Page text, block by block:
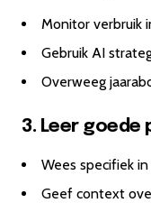
Monitor verbruik
Gebruik AI
Overweeg
3. Leer
Wees specifiek
Geef context